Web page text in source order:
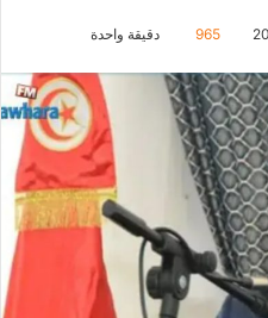
965 دقيقة واحدة